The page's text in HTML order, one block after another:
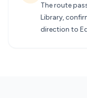
The route
Library,
direction to